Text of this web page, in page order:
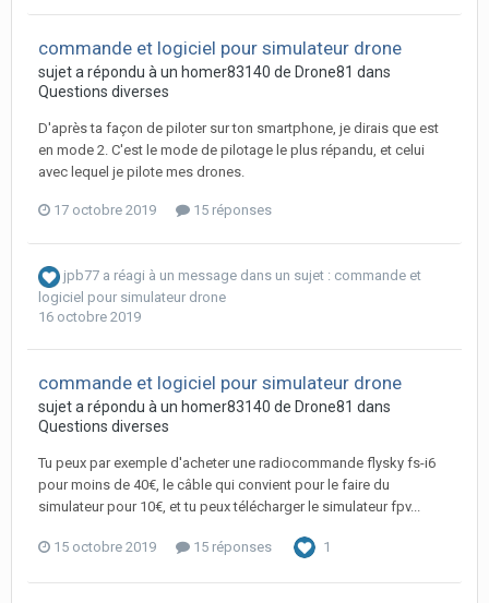
commande et logiciel pour simulateur drone
sujet a répondu à un homer83140 de Drone81 dans
Questions diverses
D'après ta façon de piloter sur ton smartphone, je dirais que est
en mode 2. C'est le mode de pilotage le plus répandu, et celui
avec lequel je pilote mes drones.
17 octobre 2019 15 réponses
jpb77 a réagi à un message dans un sujet : commande et
logiciel pour simulateur drone
16 octobre 2019
commande et logiciel pour simulateur drone
sujet a répondu à un homer83140 de Drone81 dans
Questions diverses
Tu peux par exemple d'acheter une radiocommande flysky fs-i6
pour moins de 40€, le câble qui convient pour le faire du
simulateur pour 10€, et tu peux télécharger le simulateur fpv...
15 octobre 2019 15 réponses 1